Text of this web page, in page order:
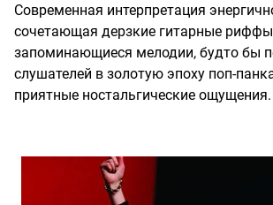
Современная интерпретация
сочетающая дерзкие гитарные
запоминающиеся мелодии, будто бы
слушателей в золотую эпоху поп-
приятные ностальгические ощущения.